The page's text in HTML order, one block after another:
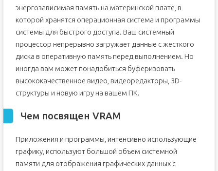
Увеличьте выделенную видеопамять на вашей
видеокарте с помощью редактора реестра
Как задействовать всю видеопамять на windows 7. Как
добавить видеопамять из оперативной?
Какова роль видеопамяти в системе
Определяем тип графического адаптера
Как увеличить видеопамять дискретных карт за счет
Стоит ли этим заниматься
Увеличиваем объём
Как обновить карту?
энергозависимая память на материнской плате, в
которой хранятся операционная система и программы
системы для быстрого доступа. Ваш системный
процессор непрерывно загружает данные с жесткого
диска в оперативную память перед выполнением. Но
иногда вам может понадобиться буферизовать
высококачественное видео, видеоредакторы, 3D-
структуры и новую игру на вашем ПК.
Чем посвящен VRAM
Приложения и программы, интенсивно использующие
графику, используют большой объем системной
памяти для отображения графических данных с